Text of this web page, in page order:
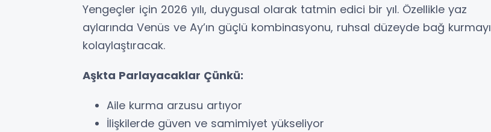
Yengeçler için 2026 yılı, duygusal olarak tatmin edici bir yıl. Özellikle yaz
aylarında Venüs ve Ay’ın güçlü kombinasyonu, ruhsal düzeyde bağ kurmayı
kolaylaştıracak.
Aşkta Parlayacaklar Çünkü:
Aile kurma arzusu artıyor
İlişkilerde güven ve samimiyet yükseliyor